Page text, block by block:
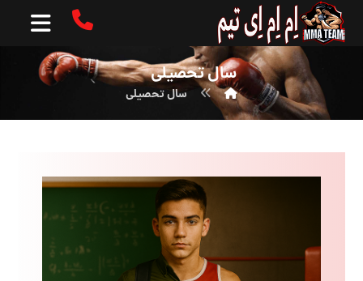
سال تحصیلی
سال تحصیلی